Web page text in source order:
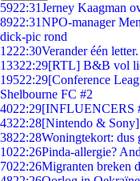
5922:31Jerney Kaagman
8922:31NPO-manager
dick-pic rond
1222:30Verander één
13322:29[RTL] B&B vol
19522:29[Conference
Shelbourne FC #2
4022:29[INFLUENCERS
4322:28[Nintendo &
3822:28Woningtekort: dus
1022:26Pinda-allergie?
7022:26Migranten breken